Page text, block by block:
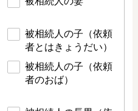
被相続人の子（依頼
者とはきょうだい）
被相続人の子（依頼
者のおば）